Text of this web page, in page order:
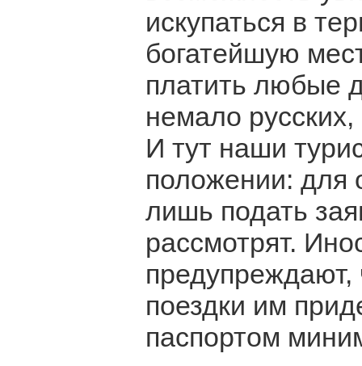
искупаться в
богатейшую
платить любые
немало
И тут наши
положении:
лишь подать
рассмотрят.
предупреждают,
поездки им
паспортом